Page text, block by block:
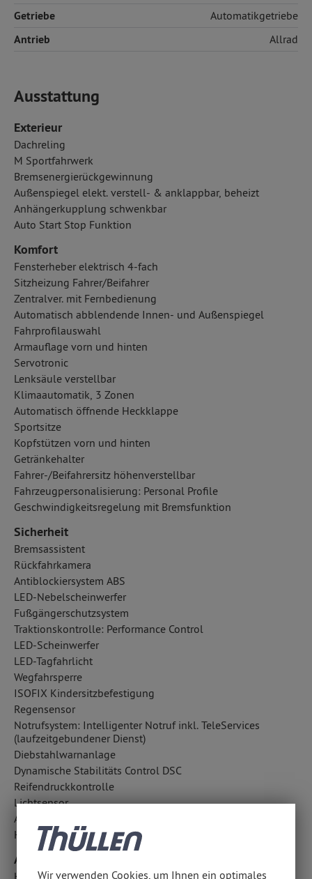
Getriebe Automatikgetriebe
Antrieb Allrad
Ausstattung
Exterieur
Dachreling
M Sportfahrwerk
Bremsenergierückgewinnung
Außenspiegel elekt. verstell- & anklappbar, beheizt
Anhängerkupplung schwenkbar
Auto Start Stop Funktion
Komfort
Fensterheber elektrisch 4-fach
Sitzheizung Fahrer/Beifahrer
Zentralver. mit Fernbedienung
Automatisch abblendende Innen- und Außenspiegel
Fahrprofilauswahl
Armauflage vorn und hinten
Servotronic
Lenksäule verstellbar
Klimaautomatik, 3 Zonen
Automatisch öffnende Heckklappe
Sportsitze
Kopfstützen vorn und hinten
Getränkehalter
Fahrer-/Beifahrersitz höhenverstellbar
Fahrzeugpersonalisierung: Personal Profile
Geschwindigkeitsregelung mit Bremsfunktion
Sicherheit
Bremsassistent
Rückfahrkamera
Antiblockiersystem ABS
LED-Nebelscheinwerfer
Fußgängerschutzsystem
Traktionskontrolle: Performance Control
LED-Scheinwerfer
LED-Tagfahrlicht
Wegfahrsperre
ISOFIX Kindersitzbefestigung
Regensensor
Notrufsystem: Intelligenter Notruf inkl. TeleServices
(laufzeitgebundener Dienst)
Diebstahlwarnanlage
Dynamische Stabilitäts Control DSC
Reifendruckkontrolle
Lichtsensor
Außentemperatur Anzeige
Hill Descent Control HDC
Airbags
Knieairbag Fahrer/Beifahrer
Wir verwenden Cookies, um Ihnen ein optimales